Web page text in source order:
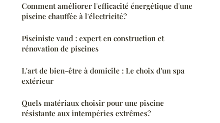
Comment améliorer l'efficacité énergétique d'une
piscine chauffée à l'électricité?
Pisciniste vaud : expert en construction et
rénovation de piscines
L'art de bien-être à domicile : Le choix d'un spa
extérieur
Quels matériaux choisir pour une piscine
résistante aux intempéries extrêmes?